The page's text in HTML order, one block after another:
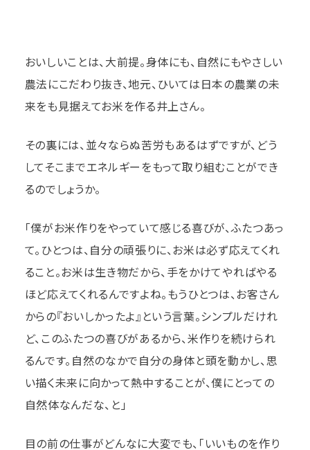
おいしいことは、大前提。身体にも、自然にもやさしい
農法にこだわり抜き、地元、ひいては日本の農業の未
来をも見据えてお米を作る井上さん。
その裏には、並々ならぬ苦労もあるはずですが、どう
してそこまでエネルギーをもって取り組むことができ
るのでしょうか。
「僕がお米作りをやっていて感じる喜びが、ふたつあっ
て。ひとつは、自分の頑張りに、お米は必ず応えてくれ
ること。お米は生き物だから、手をかけてやればやる
ほど応えてくれるんですよね。もうひとつは、お客さん
からの『おいしかったよ』という言葉。シンプルだけれ
ど、このふたつの喜びがあるから、米作りを続けられ
るんです。自然のなかで自分の身体と頭を動かし、思
い描く未来に向かって熱中することが、僕にとっての
自然体なんだな、と」
目の前の仕事がどんなに大変でも、「いいものを作り